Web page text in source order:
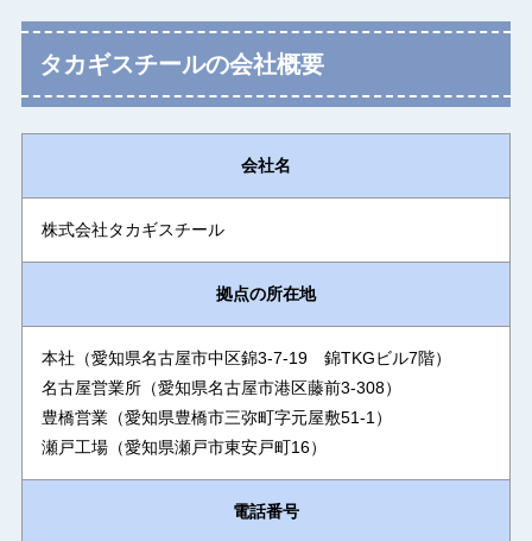
タカギスチールの会社概要
会社名
株式会社タカギスチール
拠点の所在地
本社（愛知県名古屋市中区錦3-7-19 錦TKGビル7階）
名古屋営業所（愛知県名古屋市港区藤前3-308）
豊橋営業（愛知県豊橋市三弥町字元屋敷51-1）
瀬戸工場（愛知県瀬戸市東安戸町16）
電話番号